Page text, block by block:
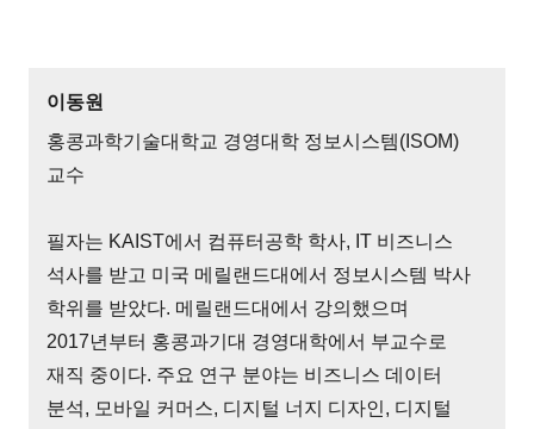
이동원
홍콩과학기술대학교 경영대학 정보시스템(ISOM)
교수
필자는 KAIST에서 컴퓨터공학 학사, IT 비즈니스
석사를 받고 미국 메릴랜드대에서 정보시스템 박사
학위를 받았다. 메릴랜드대에서 강의했으며
2017년부터 홍콩과기대 경영대학에서 부교수로
재직 중이다. 주요 연구 분야는 비즈니스 데이터
분석, 모바일 커머스, 디지털 너지 디자인, 디지털